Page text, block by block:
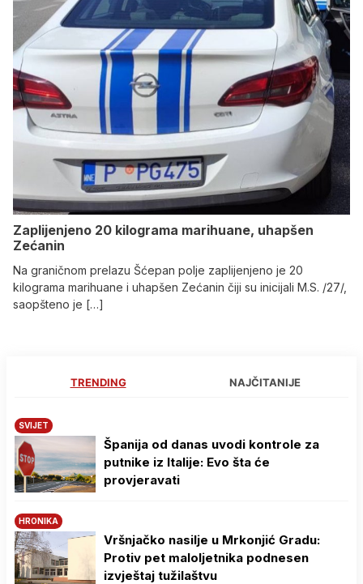
Zaplijenjeno 20 kilograma marihuane, uhapšen
Zećanin
Na graničnom prelazu Šćepan polje zaplijenjeno je 20
kilograma marihuane i uhapšen Zećanin čiji su inicijali M.S. /27/,
saopšteno je […]
TRENDING NAJČITANIJE
SVIJET
Španija od danas uvodi kontrole za
putnike iz Italije: Evo šta će
provjeravati
HRONIKA
Vršnjačko nasilje u Mrkonjić Gradu:
Protiv pet maloljetnika podnesen
izvještaj tužilaštvu